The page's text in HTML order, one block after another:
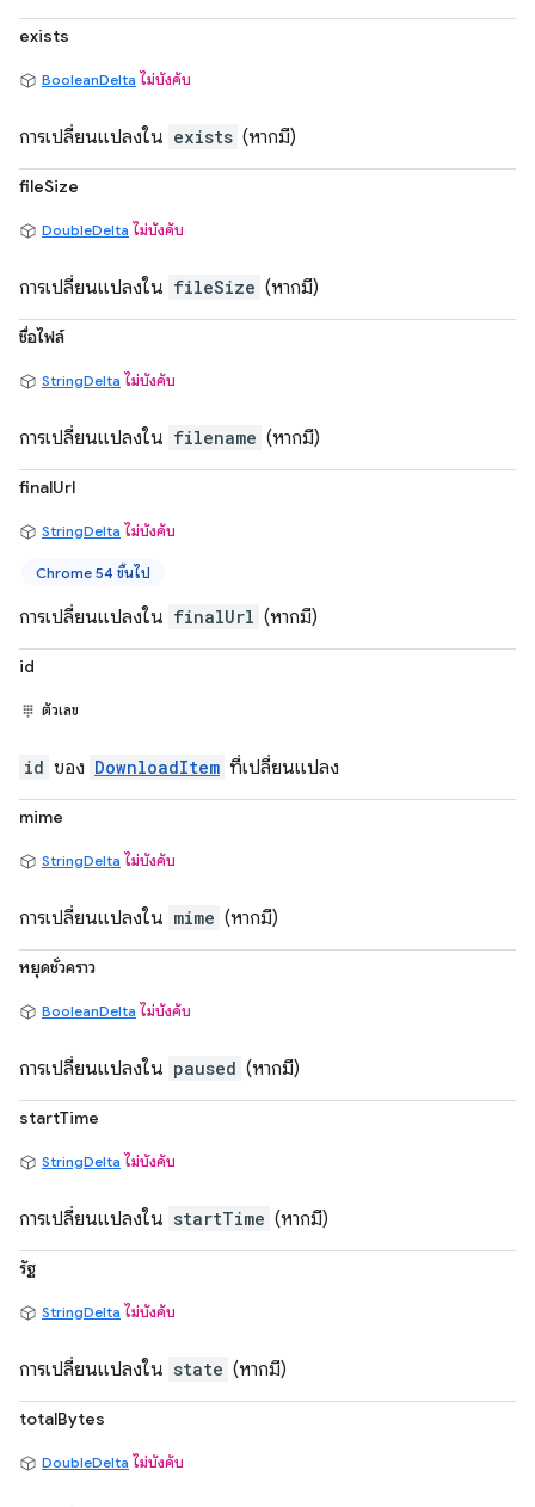
exists
BooleanDelta ไม่บังคับ
การเปลี่ยนแปลงใน exists (หากมี)
fileSize
DoubleDelta ไม่บังคับ
การเปลี่ยนแปลงใน fileSize (หากมี)
ชื่อไฟล์
StringDelta ไม่บังคับ
การเปลี่ยนแปลงใน filename (หากมี)
finalUrl
StringDelta ไม่บังคับ
Chrome 54 ขึ้นไป
การเปลี่ยนแปลงใน finalUrl (หากมี)
id
ตัวเลข
id ของ DownloadItem ที่เปลี่ยนแปลง
mime
StringDelta ไม่บังคับ
การเปลี่ยนแปลงใน mime (หากมี)
หยุดชั่วคราว
BooleanDelta ไม่บังคับ
การเปลี่ยนแปลงใน paused (หากมี)
startTime
StringDelta ไม่บังคับ
การเปลี่ยนแปลงใน startTime (หากมี)
รัฐ
StringDelta ไม่บังคับ
การเปลี่ยนแปลงใน state (หากมี)
totalBytes
DoubleDelta ไม่บังคับ